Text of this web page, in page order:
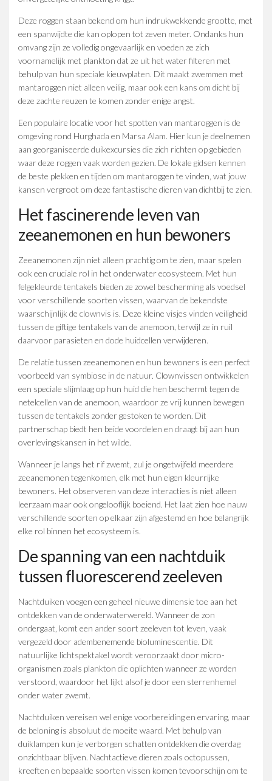
Deze roggen staan bekend om hun indrukwekkende grootte, met
een spanwijdte die kan oplopen tot zeven meter. Ondanks hun
omvang zijn ze volledig ongevaarlijk en voeden ze zich
voornamelijk met plankton dat ze uit het water filteren met
behulp van hun speciale kieuwplaten. Dit maakt zwemmen met
mantaroggen niet alleen veilig, maar ook een kans om dicht bij
deze zachte reuzen te komen zonder enige angst.
Een populaire locatie voor het spotten van mantaroggen is de
omgeving rond Hurghada en Marsa Alam. Hier kun je deelnemen
aan georganiseerde duikexcursies die zich richten op gebieden
waar deze roggen vaak worden gezien. De lokale gidsen kennen
de beste plekken en tijden om mantaroggen te vinden, wat jouw
kansen vergroot om deze fantastische dieren van dichtbij te zien.
Het fascinerende leven van
zeeanemonen en hun bewoners
Zeeanemonen zijn niet alleen prachtig om te zien, maar spelen
ook een cruciale rol in het onderwater ecosysteem. Met hun
felgekleurde tentakels bieden ze zowel bescherming als voedsel
voor verschillende soorten vissen, waarvan de bekendste
waarschijnlijk de clownvis is. Deze kleine visjes vinden veiligheid
tussen de giftige tentakels van de anemoon, terwijl ze in ruil
daarvoor parasieten en dode huidcellen verwijderen.
De relatie tussen zeeanemonen en hun bewoners is een perfect
voorbeeld van symbiose in de natuur. Clownvissen ontwikkelen
een speciale slijmlaag op hun huid die hen beschermt tegen de
netelcellen van de anemoon, waardoor ze vrij kunnen bewegen
tussen de tentakels zonder gestoken te worden. Dit
partnerschap biedt hen beide voordelen en draagt bij aan hun
overlevingskansen in het wilde.
Wanneer je langs het rif zwemt, zul je ongetwijfeld meerdere
zeeanemonen tegenkomen, elk met hun eigen kleurrijke
bewoners. Het observeren van deze interacties is niet alleen
leerzaam maar ook ongelooflijk boeiend. Het laat zien hoe nauw
verschillende soorten op elkaar zijn afgestemd en hoe belangrijk
elke rol binnen het ecosysteem is.
De spanning van een nachtduik
tussen fluorescerend zeeleven
Nachtduiken voegen een geheel nieuwe dimensie toe aan het
ontdekken van de onderwaterwereld. Wanneer de zon
ondergaat, komt een ander soort zeeleven tot leven, vaak
vergezeld door adembenemende bioluminescentie. Dit
natuurlijke lichtspektakel wordt veroorzaakt door micro-
organismen zoals plankton die oplichten wanneer ze worden
verstoord, waardoor het lijkt alsof je door een sterrenhemel
onder water zwemt.
Nachtduiken vereisen wel enige voorbereiding en ervaring, maar
de beloning is absoluut de moeite waard. Met behulp van
duiklampen kun je verborgen schatten ontdekken die overdag
onzichtbaar blijven. Nachtactieve dieren zoals octopussen,
kreeften en bepaalde soorten vissen komen tevoorschijn om te